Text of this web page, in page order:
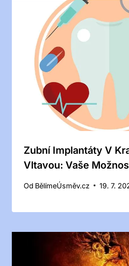
Zubní Implantáty V
Vltavou: Vaše
Od BělímeÚsměv.cz 19. 7.